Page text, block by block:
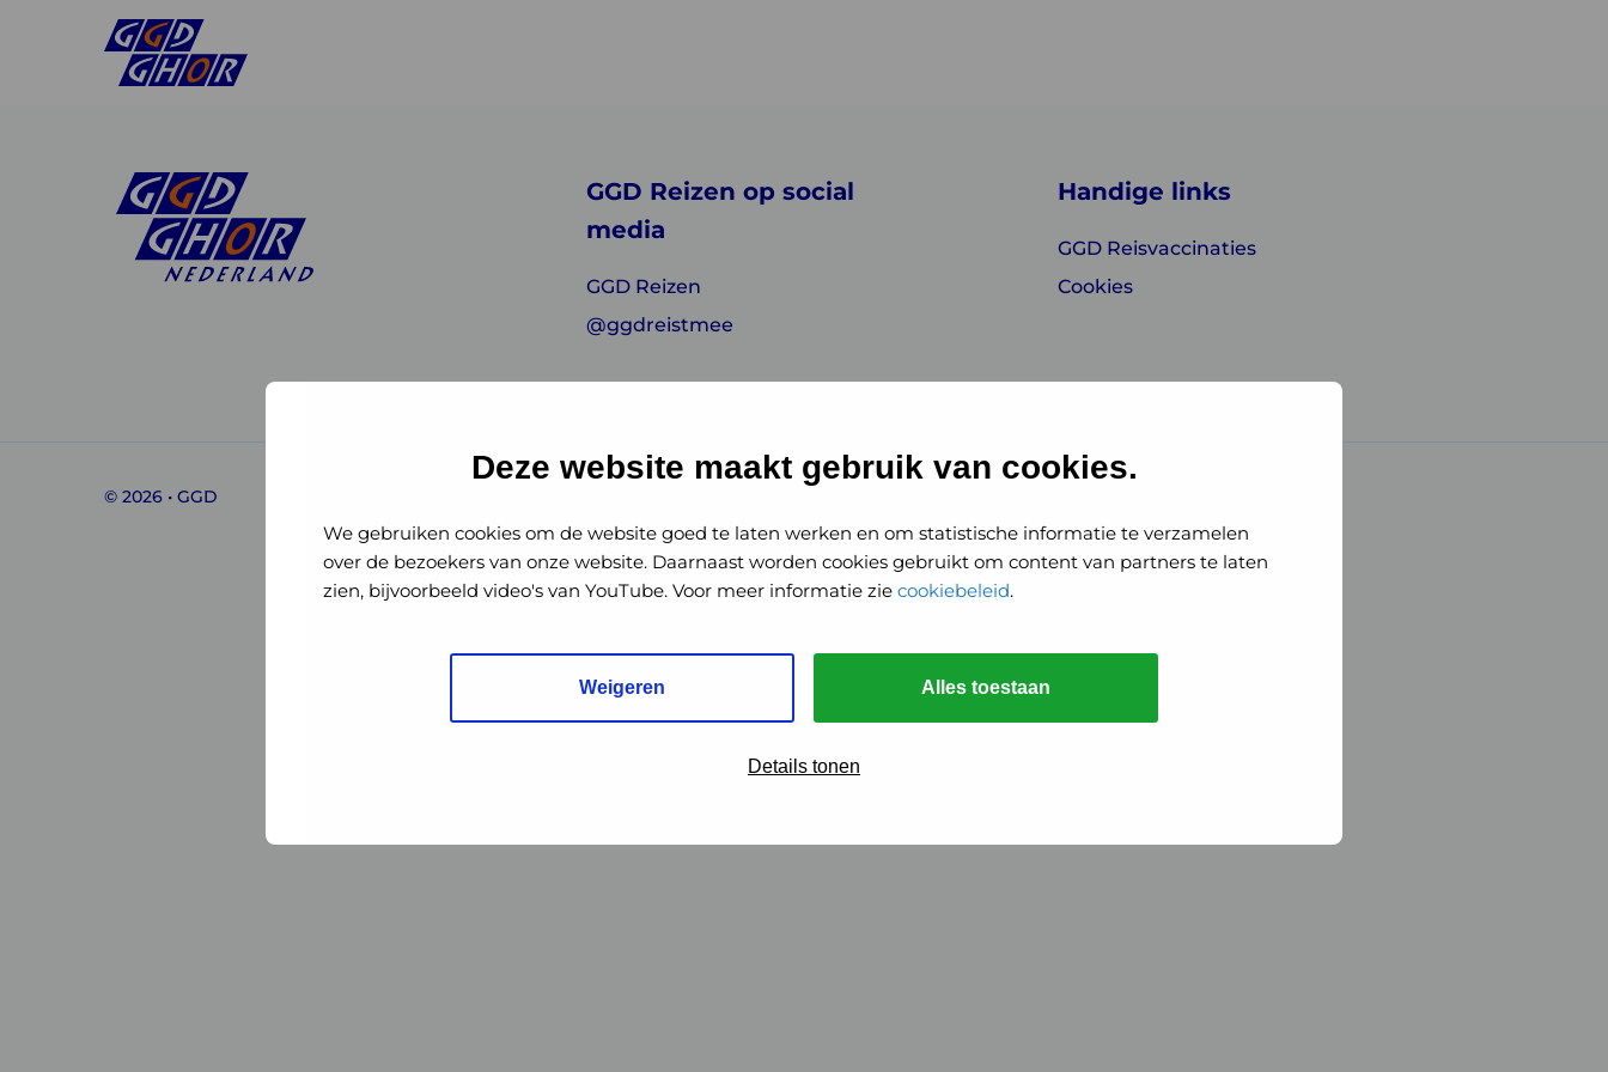
Deze website maakt gebruik van cookies.
We gebruiken cookies om de website goed te laten werken en om statistische informatie te verzamelen
over de bezoekers van onze website. Daarnaast worden cookies gebruikt om content van partners te laten
zien, bijvoorbeeld video's van YouTube. Voor meer informatie zie cookiebeleid.
Weigeren Alles toestaan
Details tonen
GHORGHOR
Nederland
GGD Reizen op social
media
GGD Reizen
@ggdreistmee
Handige links
GGD Reisvaccinaties
Cookies
© 2026 • GGD